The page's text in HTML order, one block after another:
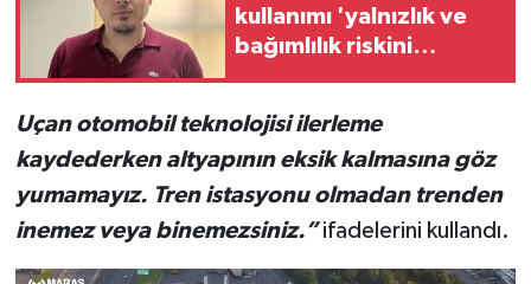
kullanımı 'yalnızlık ve
bağımlılık riskini
Uçan otomobil teknolojisi ilerleme
kaydederken altyapının eksik kalmasına göz
yumamayız. Tren istasyonu olmadan trenden
inemez veya binemezsiniz.”ifadelerini kullandı.